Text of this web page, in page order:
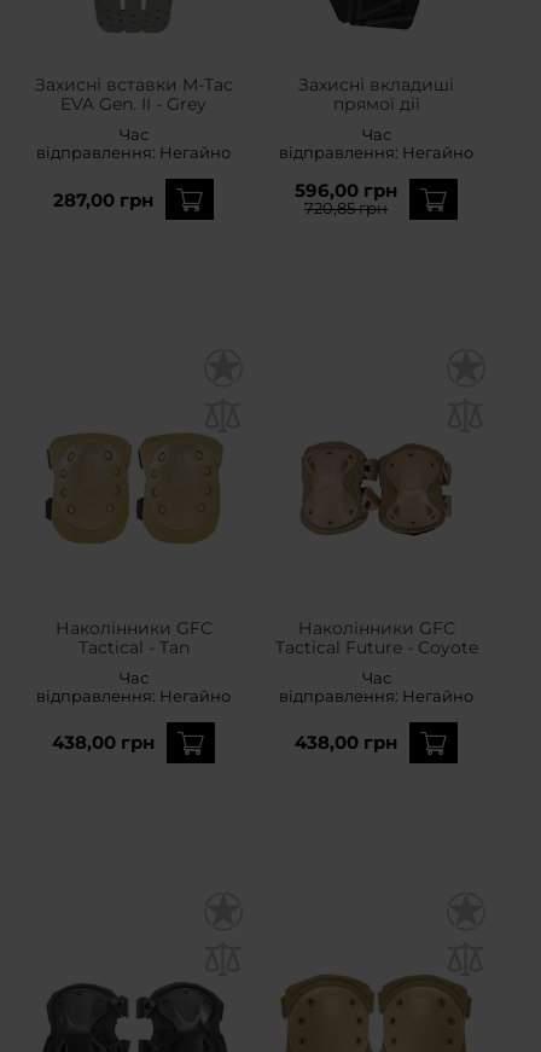
Захисні вставки M-Tac
EVA Gen. II - Grey
Час
відправлення: Негайно
287,00 грн
Захисні вкладиші
прямої дії
Час
відправлення: Негайно
596,00 грн
720,85 грн
Наколінники GFC
Tactical - Tan
Час
відправлення: Негайно
438,00 грн
Наколінники GFC
Tactical Future - Coyote
Час
відправлення: Негайно
438,00 грн